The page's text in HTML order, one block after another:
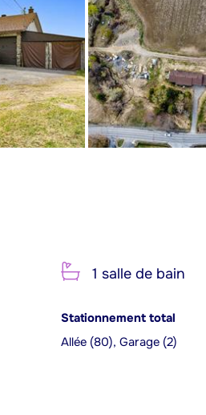
1 salle de bain
Stationnement total
Allée (80), Garage (2)